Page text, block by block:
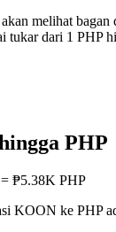
akan melihat
tukar dari 1 PHP
PHP
₱5.38K PHP
KOON ke PHP